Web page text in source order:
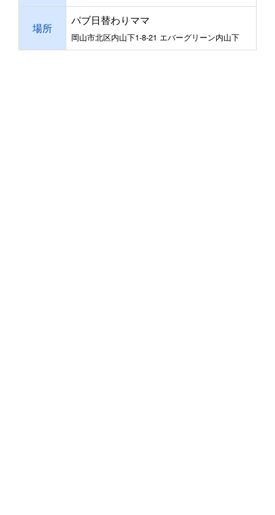
場所
パブ日替わりママ
岡山市北区内山下1-8-21 エバーグリーン内山下